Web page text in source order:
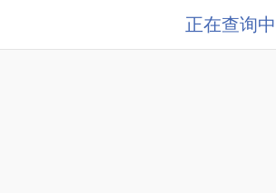
正在查询中